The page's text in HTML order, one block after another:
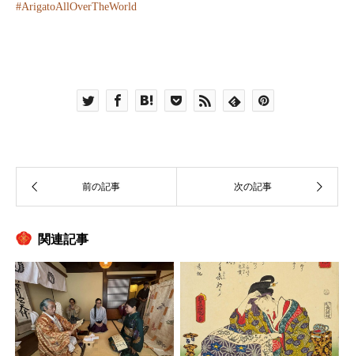
#ArigatoAllOverTheWorld
関連記事